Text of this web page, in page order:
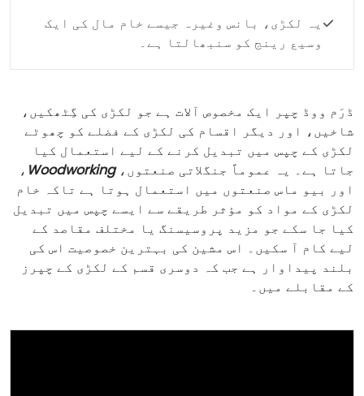
یہ لکڑی، بانس وغیرہ جیسے خام مال کی ایک
وسیع رینج کو سنبھالتا ہے۔
ڈرَم ووڈ چپر ایک مخصوص آلات ہے جو لکڑی کی گِٹھکیں،
شاخیں، اور دیگر اقسام کی لکڑی کے فضلے کو چھوٹے
لکڑی کے چپس میں تبدیل کرنے کے لیے استعمال کیا
جاتا ہے۔ یہ عموماً جنگلاتی صنعتوں،Woodworking ،
اور بیو ماس صنعتوں میں استعمال ہوتا ہے تاکہ خام
لکڑی کے مواد کو مؤثر طریقے سے ایسے چپس میں تبدیل
کیا جا سکے جو مزید پروسیسنگ یا مختلف مقاصد کے
لیے کام آ سکیں۔ اس مشین کی بہترین خصوصیت اس کی
بلند پیداوار ہے جب کہ دوسری قسم کے لکڑی کے چپرز
کے مقابلے میں۔